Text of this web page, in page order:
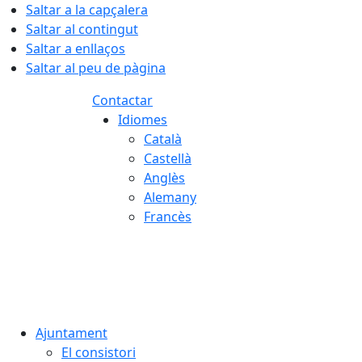
Saltar a la capçalera
Saltar al contingut
Saltar a enllaços
Saltar al peu de pàgina
Contactar
Idiomes
Català
Castellà
Anglès
Alemany
Francès
Ajuntament
El consistori